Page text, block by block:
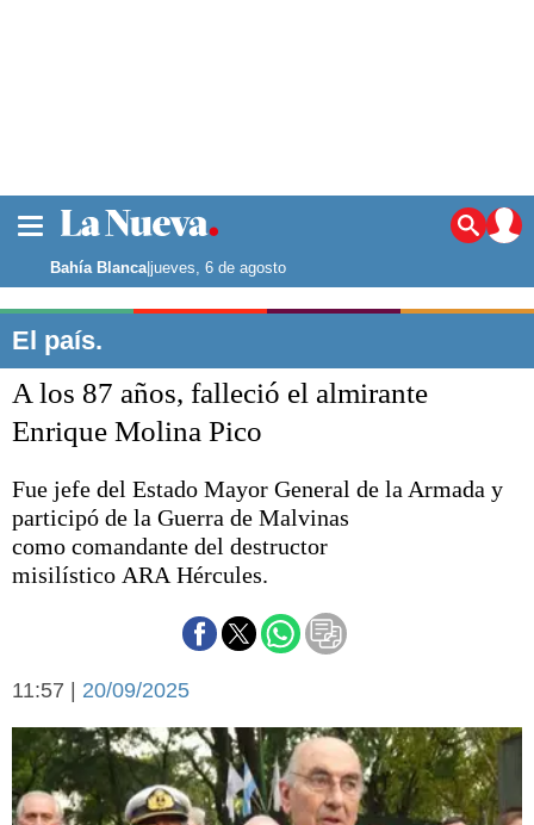
Noticias
La ciudad
Punta Alta
El mundo
Deportes
Escenario Olímpico
Liga del Sur
Básquetbol
Fútbol
Federal A
Aplausos
Con el campo
Espacio empresas
Sociedad y tiempo
Sociedad
Bahía Blanca|jueves, 6 de agosto
El país.
A los 87 años, falleció el almirante
Enrique Molina Pico
Fue jefe del Estado Mayor General de la Armada y
participó de la Guerra de Malvinas
como comandante del destructor
misilístico ARA Hércules.
11:57 | 20/09/2025